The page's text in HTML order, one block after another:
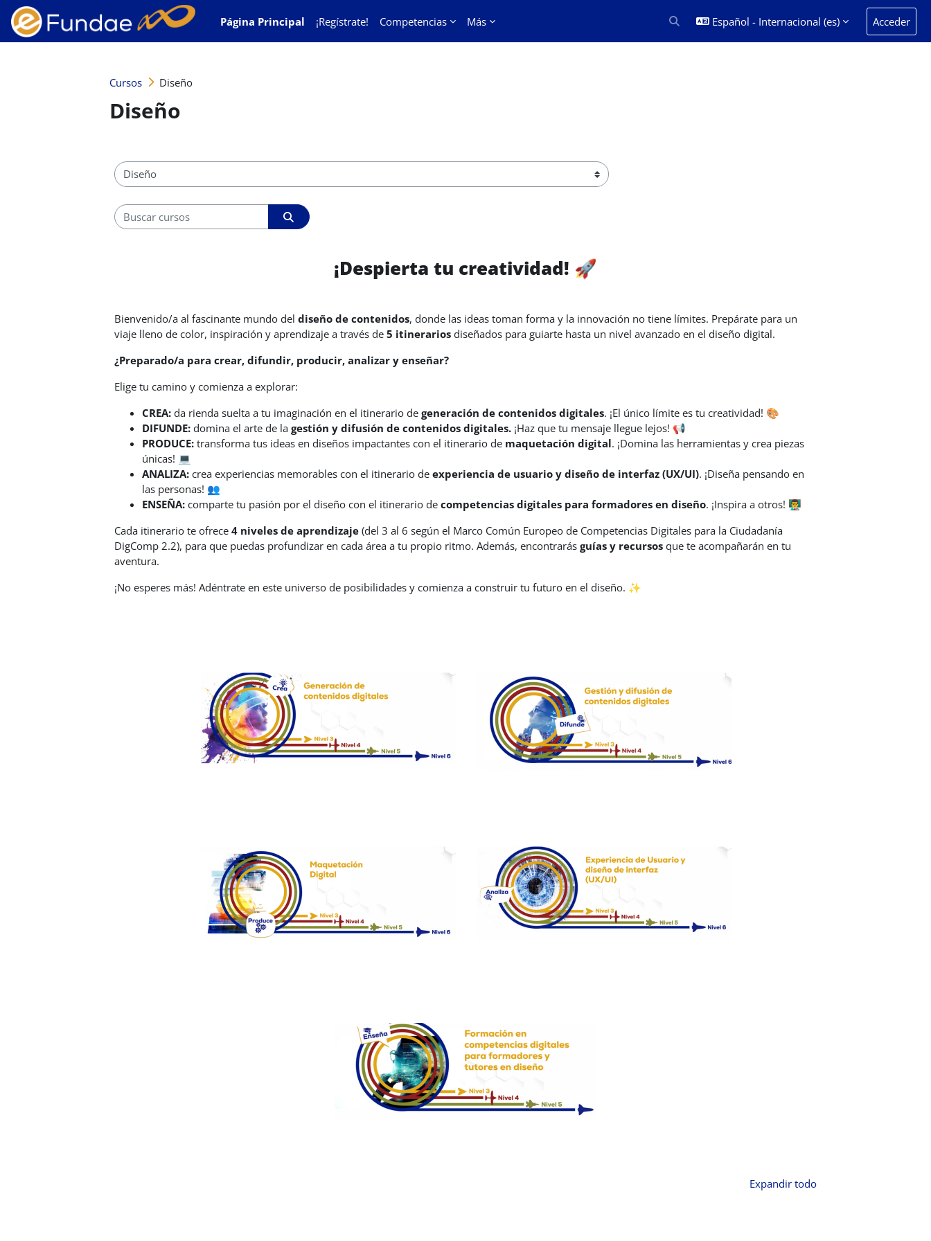
Salta al contenido principal
Página Principal
¡Regístrate! Competencias Más Selector de búsqueda de entrada
Español - Internacional ‎(es)‎ Acceder
Cursos Diseño
Diseño
Categorías
Buscar cursos
Buscar cursos
¡Despierta tu creatividad! 🚀
Bienvenido/a al fascinante mundo del diseño de contenidos, donde las ideas toman forma y la innovación no tiene límites. Prepárate para un
viaje lleno de color, inspiración y aprendizaje a través de 5 itinerariosdiseñados para guiarte hasta un nivel avanzado en el diseño digital.
¿Preparado/a para crear, difundir, producir, analizar y enseñar?
Elige tu camino y comienza a explorar:
CREA:da rienda suelta a tu imaginación en el itinerario de generación de contenidos digitales. ¡El único límite es tu creatividad! 🎨
DIFUNDE:domina el arte de la gestión y difusión de contenidos digitales. ¡Haz que tu mensaje llegue lejos! 📢
PRODUCE:transforma tus ideas en diseños impactantes con el itinerario de maquetación digital. ¡Domina las herramientas y crea piezas
únicas! 💻
ANALIZA:crea experiencias memorables con el itinerario de experiencia de usuario y diseño de interfaz (UX/UI). ¡Diseña pensando en
las personas! 👥
ENSEÑA:comparte tu pasión por el diseño con el itinerario de competencias digitales para formadores en diseño. ¡Inspira a otros! 👨‍🏫
Cada itinerario te ofrece 4 niveles de aprendizaje(del 3 al 6 según el Marco Común Europeo de Competencias Digitales para la Ciudadanía
DigComp 2.2), para que puedas profundizar en cada área a tu propio ritmo. Además, encontrarás guías y recursosque te acompañarán en tu
aventura.
¡No esperes más! Adéntrate en este universo de posibilidades y comienza a construir tu futuro en el diseño. ✨
Expandir todo